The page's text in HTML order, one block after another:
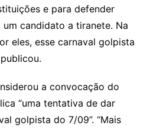
e para defender
candidato a tiranete. Na
eles, esse carnaval golpista
a convocação do
“uma tentativa de dar
golpista do 7/09”. “Mais